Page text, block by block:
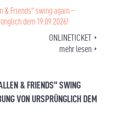
& FRIENDS“ SWING
VON URSPRÜNGLICH DEM
ONLINETICKET
mehr lesen